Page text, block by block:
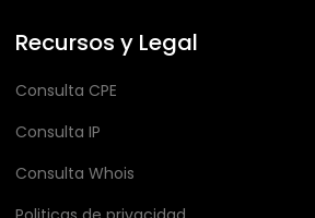
Recursos y Legal
Consulta CPE
Consulta IP
Consulta Whois